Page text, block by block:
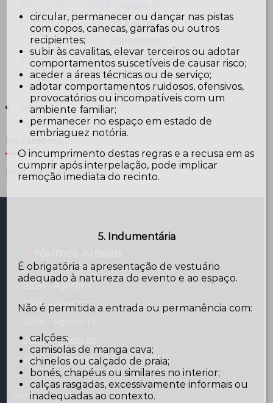
22
Ago
22 Ago 26
12
Set
2026 - Setembro 12 ESGOTADO
12 Set 26
Esposende
ver todos...
No Facebook…
[custom-facebook-feed]
2026 - Agosto 8
2026 - Agosto 11
2026 - Agosto 22
2026 - Setembro 12 ESGOTADO
Ver mais...
circular, permanecer ou dançar nas pistas
com copos, canecas, garrafas ou outros
recipientes;
subir às cavalitas, elevar terceiros ou adotar
comportamentos suscetíveis de causar risco;
aceder a áreas técnicas ou de serviço;
adotar comportamentos ruidosos, ofensivos,
provocatórios ou incompatíveis com um
ambiente familiar;
permanecer no espaço em estado de
embriaguez notória.
O incumprimento destas regras e a recusa em as
cumprir após interpelação, pode implicar
remoção imediata do recinto.
5. Indumentária
É obrigatória a apresentação de vestuário
adequado à natureza do evento e ao espaço.
Não é permitida a entrada ou permanência com:
calções;
camisolas de manga cava;
chinelos ou calçado de praia;
bonés, chapéus ou similares no interior;
calças rasgadas, excessivamente informais ou
inadequadas ao contexto.